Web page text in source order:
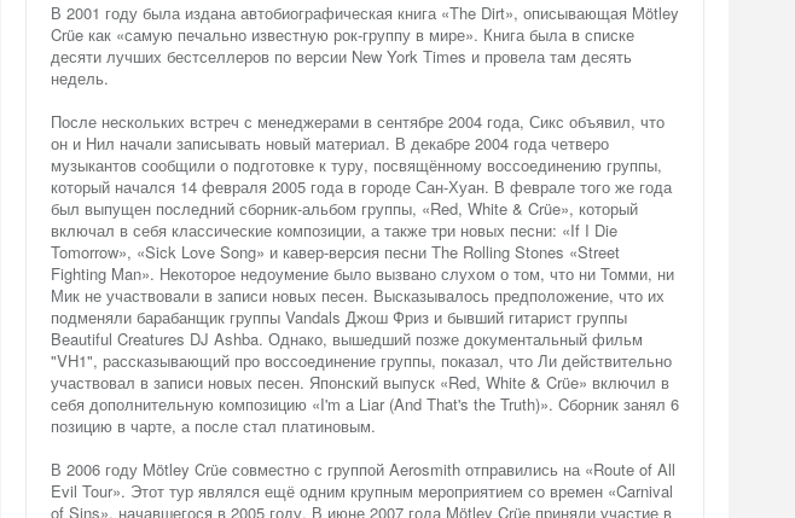
В 2001 году была издана автобиографическая книга «The Dirt», описывающая Mötley
Crüe как «самую печально известную рок-группу в мире». Книга была в списке
десяти лучших бестселлеров по версии New York Times и провела там десять
недель.
После нескольких встреч с менеджерами в сентябре 2004 года, Сикс объявил, что
он и Нил начали записывать новый материал. В декабре 2004 года четверо
музыкантов сообщили о подготовке к туру, посвящённому воссоединению группы,
который начался 14 февраля 2005 года в городе Сан-Хуан. В феврале того же года
был выпущен последний сборник-альбом группы, «Red, White & Crüe», который
включал в себя классические композиции, а также три новых песни: «If I Die
Tomorrow», «Sick Love Song» и кавер-версия песни The Rolling Stones «Street
Fighting Man». Некоторое недоумение было вызвано слухом о том, что ни Томми, ни
Мик не участвовали в записи новых песен. Высказывалось предположение, что их
подменяли барабанщик группы Vandals Джош Фриз и бывший гитарист группы
Beautiful Creatures DJ Ashba. Однако, вышедший позже документальный фильм
"VH1", рассказывающий про воссоединение группы, показал, что Ли действительно
участвовал в записи новых песен. Японский выпуск «Red, White & Crüe» включил в
себя дополнительную композицию «I'm a Liar (And That's the Truth)». Cборник занял 6
позицию в чарте, а после стал платиновым.
В 2006 году Mötley Crüe совместно с группой Aerosmith отправились на «Route of All
Evil Tour». Этот тур являлся ещё одним крупным мероприятием со времен «Carnival
of Sins», начавшегося в 2005 году. В июне 2007 года Mötley Crüe приняли участие в